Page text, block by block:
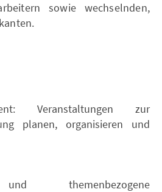
sowie wechselnden,
Veranstaltungen zur
planen, organisieren und
themenbezogene